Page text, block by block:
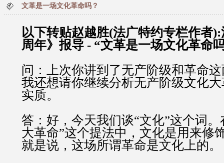
文革是一场文化革命吗？
以下转贴赵越胜(法广特约专栏作者
周年》报导 - “文革是一场文化革命
问：上次你讲到了无产阶级和革命
我还想请你继续分析无产阶级文化
实质。
答：好，今天我们谈“文化”这个词
大革命”这个提法中，文化是用来修
就是说，这场所谓革命是文化上的。